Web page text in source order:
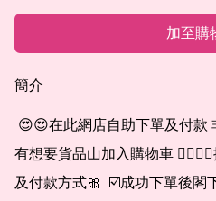
加至購
簡介
有想要貨品山加入購物車
及付款方式🎀  ☑️成功下單後閣